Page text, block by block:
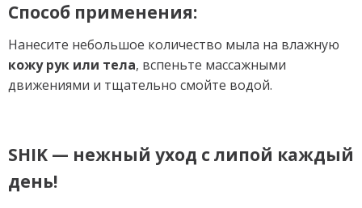
Способ применения:
Нанесите небольшое количество мыла на влажную
кожу рук или тела, вспеньте массажными
движениями и тщательно смойте водой.
SHIK — нежный уход с липой каждый
день!